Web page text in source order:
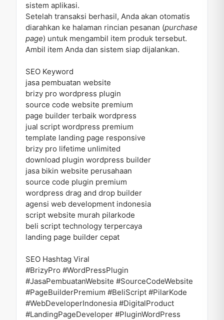
sistem aplikasi.
Setelah transaksi berhasil, Anda akan otomatis
diarahkan ke halaman rincian pesanan (purchase
page) untuk mengambil item produk tersebut.
Ambil item Anda dan sistem siap dijalankan.
SEO Keyword
jasa pembuatan website
brizy pro wordpress plugin
source code website premium
page builder terbaik wordpress
jual script wordpress premium
template landing page responsive
brizy pro lifetime unlimited
download plugin wordpress builder
jasa bikin website perusahaan
source code plugin premium
wordpress drag and drop builder
agensi web development indonesia
script website murah pilarkode
beli script technology terpercaya
landing page builder cepat
SEO Hashtag Viral
#BrizyPro #WordPressPlugin
#JasaPembuatanWebsite #SourceCodeWebsite
#PageBuilderPremium #BeliScript #PilarKode
#WebDeveloperIndonesia #DigitalProduct
#LandingPageDeveloper #PluginWordPress